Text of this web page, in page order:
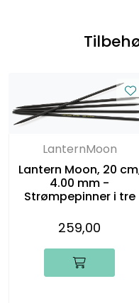
LanternMoon
Lantern Moon, 20
4.00 mm -
Strømpepinner i tre
259,00